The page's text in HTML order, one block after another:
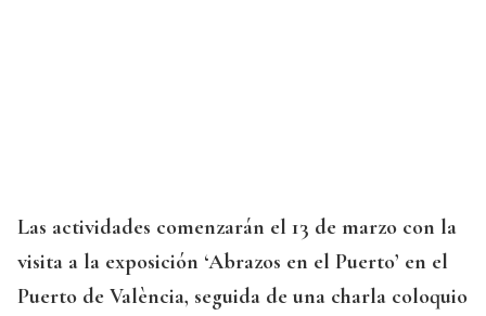
Las actividades comenzarán el 13 de marzo con la
visita a la exposición ‘Abrazos en el Puerto’ en el
Puerto de València, seguida de una charla coloquio